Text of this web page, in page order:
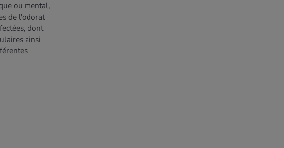
ou mental,
de l'odorat
dont
ainsi